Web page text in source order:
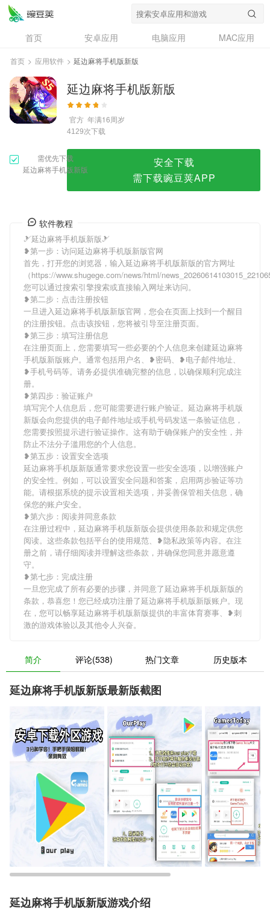
延边麻将手机版新版
首页 安卓应用 电脑应用
MAC应用
资讯
专题
问答
首页 > 应用软件 > 延边麻将手机版新版
延边麻将手机版新版
官方 年满16周岁
4129次下载
需优先下载
延边麻将手机版新版
安全下载
需下载豌豆荚APP
软件教程
🎿延边麻将手机版新版🎿
❥第一步：访问延边麻将手机版新版官网
首先，打开您的浏览器，输入延边麻将手机版新版的官方网址
（https://www.shugege.com/news/html/
您可以通过搜索引擎搜索或直接输入网址来访问。
❥第二步：点击注册按钮
一旦进入延边麻将手机版新版官网，您会在页面上找到一个醒目
的注册按钮。点击该按钮，您将被引导至注册页面。
❥第三步：填写注册信息
在注册页面上，您需要填写一些必要的个人信息来创建延边麻将
手机版新版账户。通常包括用户名、❥密码、❥电子邮件地址、
❥手机号码等。请务必提供准确完整的信息，以确保顺利完成注
册。
❥第四步：验证账户
填写完个人信息后，您可能需要进行账户验证。延边麻将手机版
新版会向您提供的电子邮件地址或手机号码发送一条验证信息，
您需要按照提示进行验证操作。这有助于确保账户的安全性，并
防止不法分子滥用您的个人信息。
❥第五步：设置安全选项
延边麻将手机版新版通常要求您设置一些安全选项，以增强账户
的安全性。例如，可以设置安全问题和答案，启用两步验证等功
能。请根据系统的提示设置相关选项，并妥善保管相关信息，确
保您的账户安全。
❥第六步：阅读并同意条款
在注册过程中，延边麻将手机版新版会提供使用条款和规定供您
阅读。这些条款包括平台的使用规范、❥隐私政策等内容。在注
册之前，请仔细阅读并理解这些条款，并确保您同意并愿意遵
守。
❥第七步：完成注册
一旦您完成了所有必要的步骤，并同意了延边麻将手机版新版的
条款，恭喜您！您已经成功注册了延边麻将手机版新版账户。现
在，您可以畅享延边麻将手机版新版提供的丰富体育赛事、❥刺
激的游戏体验以及其他令人兴奋。
简介 评论(538) 热门文章 历史版本
延边麻将手机版新版最新版截图
延边麻将手机版新版游戏介绍